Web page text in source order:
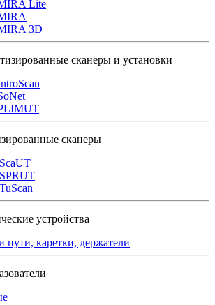
Lite
3D
сканеры и установки
сканеры
устройства
пути, каретки, держатели